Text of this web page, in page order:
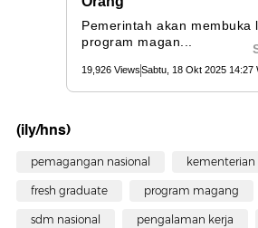
(ily/hns)
pemagangan nasional kementerian
fresh graduate program magang
sdm nasional pengalaman kerja